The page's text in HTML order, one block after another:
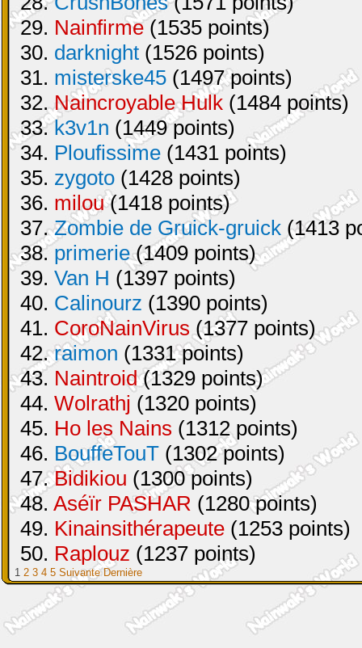
29. Nainfirme(1535 points)
30. darknight (1526 points)
31. misterske45 (1497 points)
32.Naincroyable Hulk (1484 points)
33.k3v1n (1449 points)
34. Ploufissime (1431 points)
35. zygoto (1428 points)
36. milou(1418 points)
37.Zombie de Gruick-gruick (1413
38.primerie(1409 points)
39. Van H (1397 points)
40. Calinourz (1390 points)
41. CoroNainVirus(1377 points)
42.raimon (1331 points)
43. Naintroid(1329 points)
44. Wolrathj (1320 points)
45. Ho les Nains (1312 points)
46. BouffeTouT (1302 points)
47.Bidikiou (1300 points)
48. Aséïr PASHAR (1280 points)
49. Kinainsithérapeute (1253 points)
50. Raplouz (1237 points)
1 2 3 4 5 Suivante Dernière